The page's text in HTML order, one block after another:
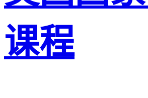
课程